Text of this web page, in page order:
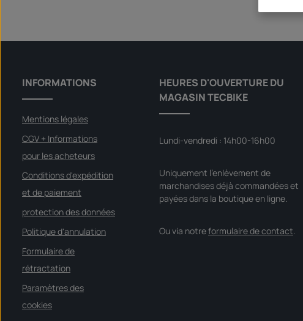
INFORMATIONS
Mentions légales
CGV + Informations
pour les acheteurs
Conditions d'expédition
et de paiement
protection des données
Politique d'annulation
Formulaire de
rétractation
Paramètres des
cookies
HEURES D'OUVERTURE DU
MAGASIN TECBIKE
Lundi-vendredi : 14h00-16h00
Uniquement l'enlèvement de
marchandises déjà commandées et
payées dans la boutique en ligne.
Ou via notreformulaire de contact.